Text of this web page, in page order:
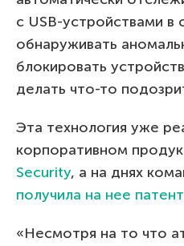
с USB-устройствами в
обнаруживать
блокировать
делать что-то
Эта технология уже
корпоративном
Security, а на днях
получила на нее
«Несмотря на то что